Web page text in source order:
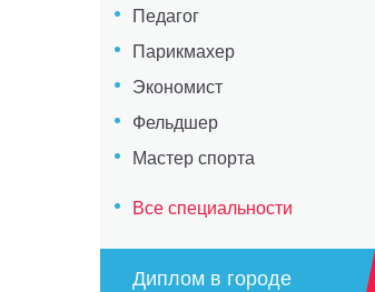
Педагог
Парикмахер
Экономист
Фельдшер
Мастер спорта
Все специальности
Диплом в городе